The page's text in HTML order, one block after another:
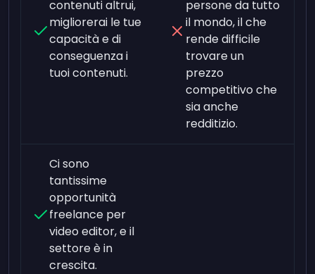
contenuti altrui,
migliorerai le tue
capacità e di
conseguenza i
tuoi contenuti.
persone da tutto
il mondo, il che
rende difficile
trovare un
prezzo
competitivo che
sia anche
redditizio.
Ci sono
tantissime
opportunità
freelance per
video editor, e il
settore è in
crescita.